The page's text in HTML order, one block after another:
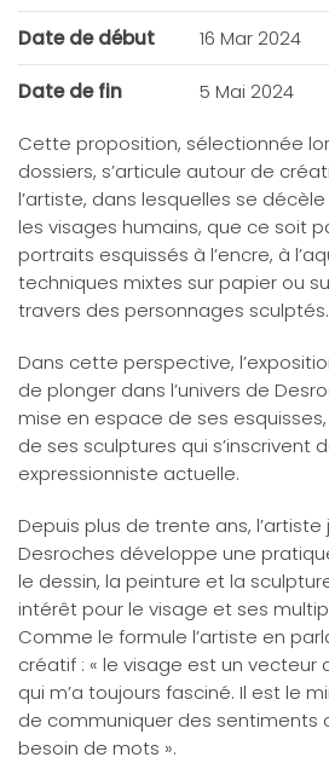
Date de début 16 Mar 2024
Date de fin 5 Mai 2024
Cette proposition, sélectionnée
dossiers, s’articule autour de
l’artiste, dans lesquelles se
les visages humains, que ce soit
portraits esquissés à l’encre, à
techniques mixtes sur papier ou
travers des personnages sculptés.
Dans cette perspective,
de plonger dans l’univers de
mise en espace de ses
de ses sculptures qui s’inscrivent
expressionniste actuelle.
Depuis plus de trente ans, l’artiste
Desroches développe une
le dessin, la peinture et la
intérêt pour le visage et ses
Comme le formule l’artiste en
créatif : « le visage est un vecteur
qui m’a toujours fasciné. Il est le
de communiquer des sentiments
besoin de mots ».